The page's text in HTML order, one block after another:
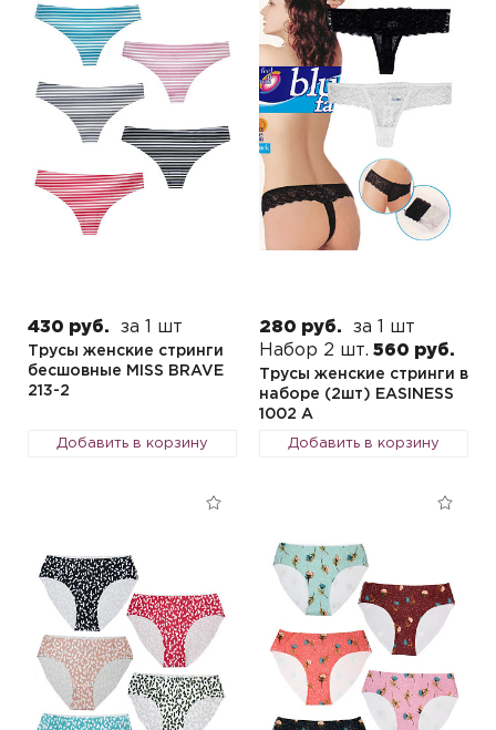
430 руб. за 1 шт
Трусы женские стринги
бесшовные MISS BRAVE
213-2
Добавить в корзину
280 руб.
за 1 шт
Набор 2 шт. 560 руб.
Трусы женские стринги в
наборе (2шт) EASINESS
1002 A
Добавить в корзину